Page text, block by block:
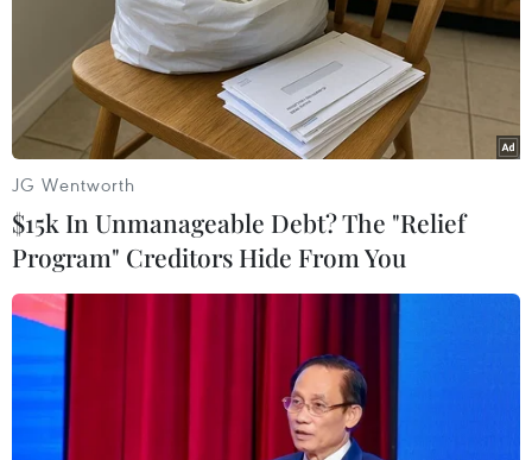
#nạo vét các tuyến luồng hàng hải
#Luồng tuyến hàng hải
#xã hội hóa nạo vét
#cát tặc
#duy tu nạo vét các tuyến luồng hàng hải
TP. Đà Nẵng
TP. Hải Phòng
Tp. Hồ Chí Minh
JG Wentworth
$15k In Unmanageable Debt? The "Relief
Program" Creditors Hide From You